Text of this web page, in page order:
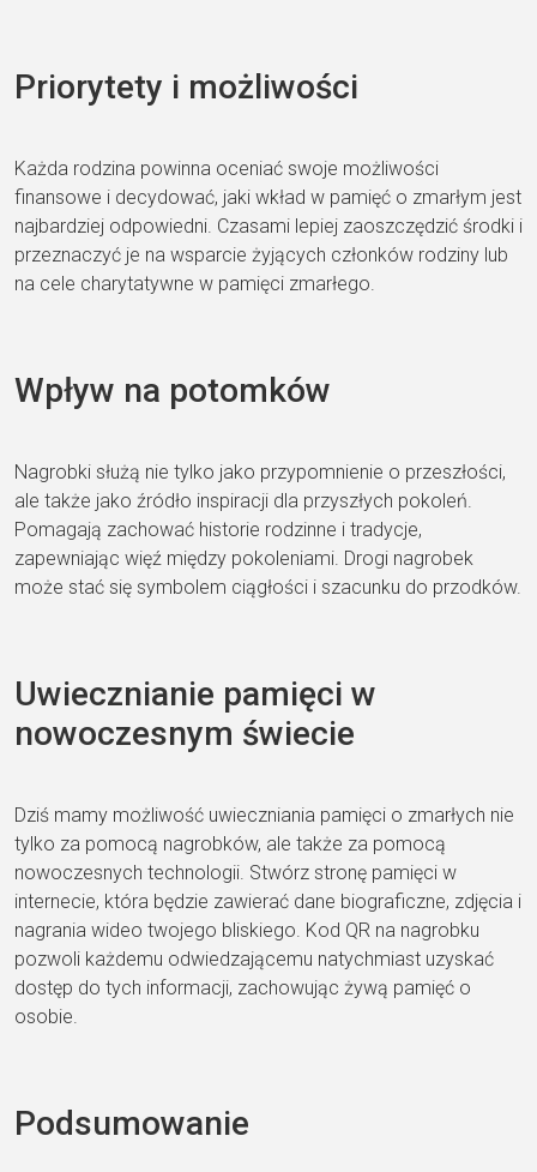
Priorytety i możliwości
Każda rodzina powinna oceniać swoje możliwości
finansowe i decydować, jaki wkład w pamięć o zmarłym jest
najbardziej odpowiedni. Czasami lepiej zaoszczędzić środki i
przeznaczyć je na wsparcie żyjących członków rodziny lub
na cele charytatywne w pamięci zmarłego.
Wpływ na potomków
Nagrobki służą nie tylko jako przypomnienie o przeszłości,
ale także jako źródło inspiracji dla przyszłych pokoleń.
Pomagają zachować historie rodzinne i tradycje,
zapewniając więź między pokoleniami. Drogi nagrobek
może stać się symbolem ciągłości i szacunku do przodków.
Uwiecznianie pamięci w
nowoczesnym świecie
Dziś mamy możliwość uwieczniania pamięci o zmarłych nie
tylko za pomocą nagrobków, ale także za pomocą
nowoczesnych technologii. Stwórz stronę pamięci w
internecie, która będzie zawierać dane biograficzne, zdjęcia i
nagrania wideo twojego bliskiego. Kod QR na nagrobku
pozwoli każdemu odwiedzającemu natychmiast uzyskać
dostęp do tych informacji, zachowując żywą pamięć o
osobie.
Podsumowanie